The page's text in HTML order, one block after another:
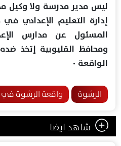
ليس مدير مدرسة ولا وكيل
إدارة التعليم الإعدادي
المسئول عن مدارس
ومحافظ القليوبية إتخذ ضده
الواقعة ٠
الرشوة واقعة الرشوة في
شاهد ايضا